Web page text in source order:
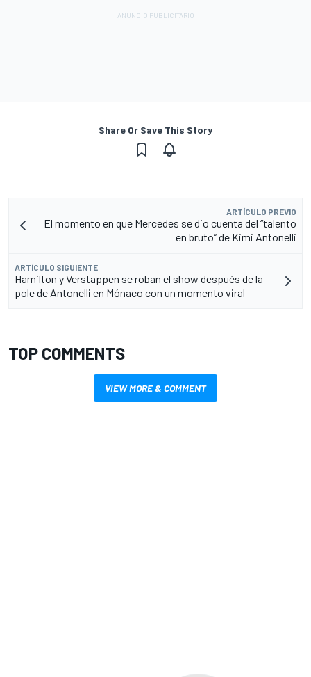
Share Or Save This Story
ARTÍCULO PREVIO
El momento en que Mercedes se dio cuenta del “talento
en bruto” de Kimi Antonelli
ARTÍCULO SIGUIENTE
Hamilton y Verstappen se roban el show después de la
pole de Antonelli en Mónaco con un momento viral
TOP COMMENTS
VIEW MORE & COMMENT